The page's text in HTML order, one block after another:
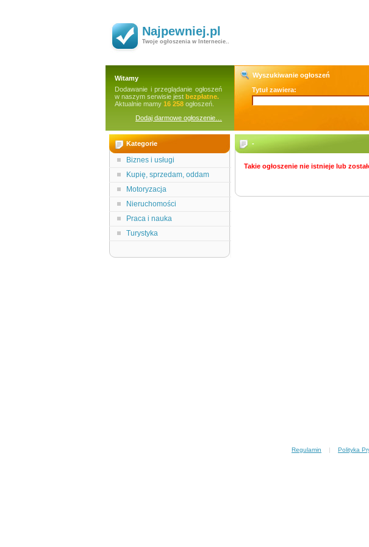
Najpewniej.pl
Twoje ogłoszenia w Internecie..
Witamy
Dodawanie i przeglądanie ogłoszeń
w naszym serwisie jest bezpłatne.
Aktualnie mamy 16 258 ogłoszeń.
Dodaj darmowe ogłoszenie…
Wyszukiwanie ogłoszeń
Tytuł zawiera:
Kategorie
Biznes i usługi
Kupię, sprzedam, oddam
Motoryzacja
Nieruchomości
Praca i nauka
Turystyka
-
Takie ogłoszenie nie istnieje lub
Regulamin | Polityka